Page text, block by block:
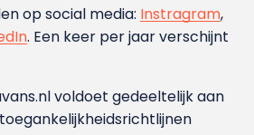
op social media: Instragram,
. Een keer per jaar verschijnt
voldoet gedeeltelijk aan